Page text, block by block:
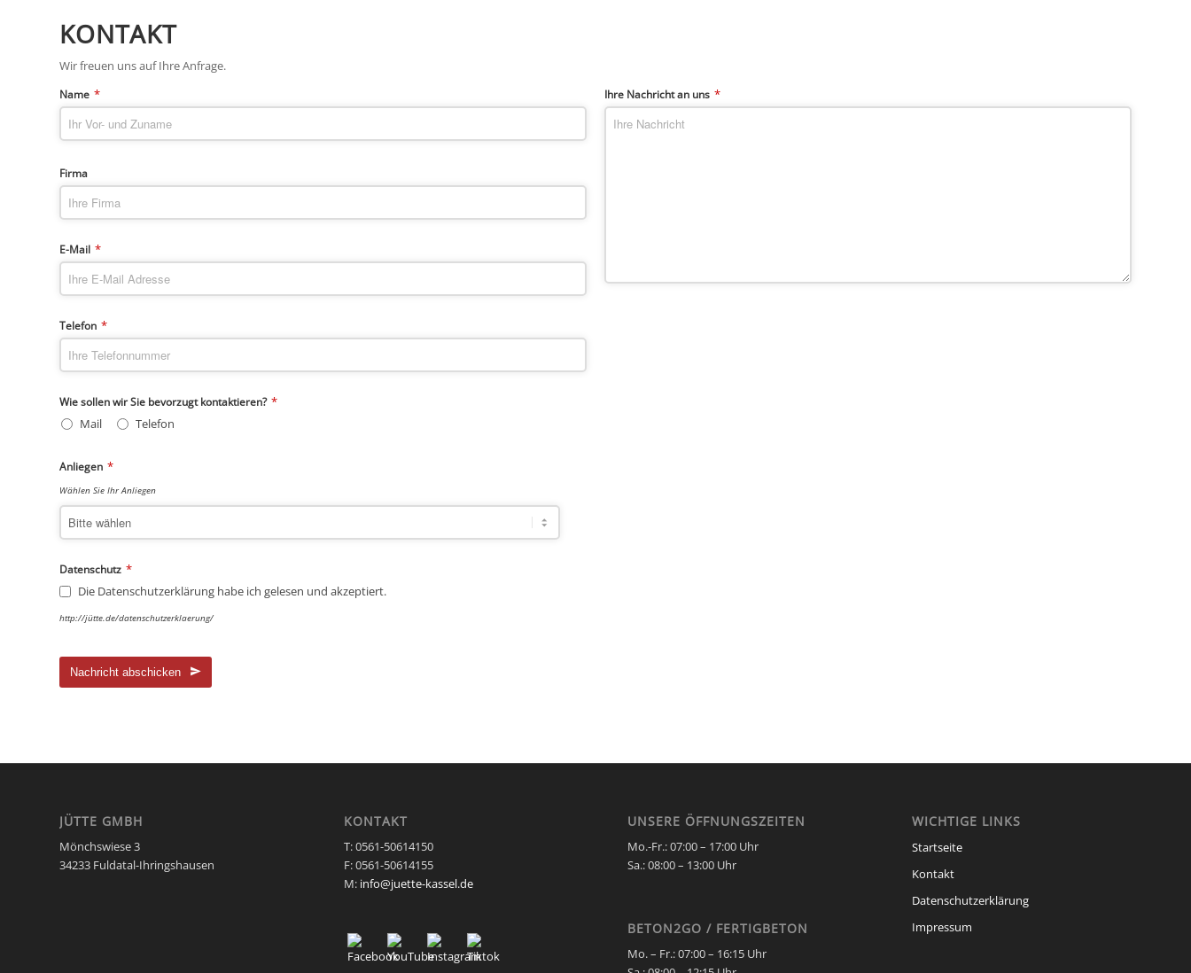
KONTAKT
Wir freuen uns auf Ihre Anfrage.
Name *
Firma
E-Mail *
Telefon *
Wie sollen wir Sie bevorzugt kontaktieren? *
Mail
Telefon
Ihre Nachricht an uns *
Anliegen *
Wählen Sie Ihr Anliegen
Datenschutz *
Die Datenschutzerklärung habe ich gelesen und akzeptiert.
http://jütte.de/datenschutzerklaerung/
Nachricht abschicken
nicht
JÜTTE GMBH
Mönchswiese 3
34233 Fuldatal-Ihringshausen
KONTAKT
T: 0561-50614150
F: 0561-50614155
M: info@juette-kassel.de
UNSERE ÖFFNUNGSZEITEN
Mo.-Fr.: 07:00 – 17:00 Uhr
Sa.:08:00 – 13:00 Uhr
BETON2GO / FERTIGBETON
Mo. – Fr.:07:00 – 16:15 Uhr
WICHTIGE LINKS
Startseite
Kontakt
Datenschutzerklärung
Impressum